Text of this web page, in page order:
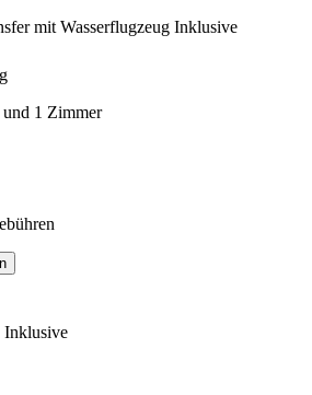
mit Wasserflugzeug Inklusive
und 1 Zimmer
Inklusive